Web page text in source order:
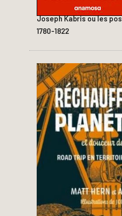
Joseph Kabris ou les
1780-1822